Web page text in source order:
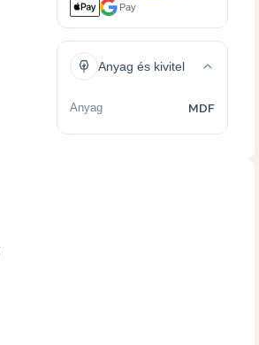
Pay
Anyag és kivitel
Anyag MDF